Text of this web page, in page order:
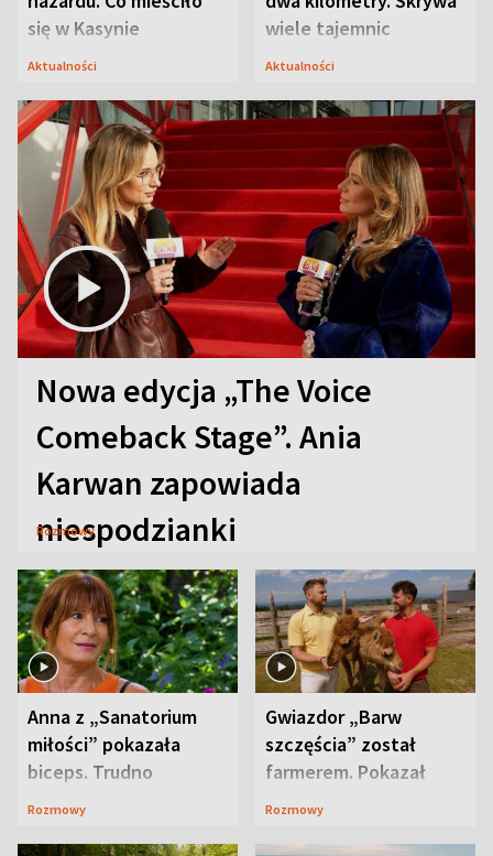
się w Kasynie
Oficerskim?
Aktualności
wiele tajemnic
Aktualności
Nowa edycja „The Voice
Comeback Stage”. Ania
Karwan zapowiada
niespodzianki
Rozmowy
Anna z „Sanatorium
miłości” pokazała
biceps. Trudno
uwierzyć, co przeszła
Rozmowy
Gwiazdor „Barw
szczęścia” został
farmerem. Pokazał
swoje niezwykłe
Rozmowy